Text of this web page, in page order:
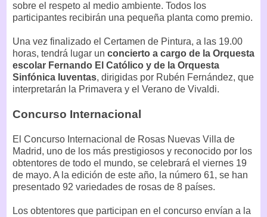
sobre el respeto al medio ambiente. Todos los
participantes recibirán una pequeña planta como premio.
Una vez finalizado el Certamen de Pintura, a las 19.00
horas, tendrá lugar un concierto a cargo de la Orquesta
escolar Fernando El Católico y de la Orquesta
Sinfónica Iuventas, dirigidas por Rubén Fernández, que
interpretarán la Primavera y el Verano de Vivaldi.
Concurso Internacional
El Concurso Internacional de Rosas Nuevas Villa de
Madrid, uno de los más prestigiosos y reconocido por los
obtentores de todo el mundo, se celebrará el viernes 19
de mayo. A la edición de este año, la número 61, se han
presentado 92 variedades de rosas de 8 países.
Los obtentores que participan en el concurso envían a la